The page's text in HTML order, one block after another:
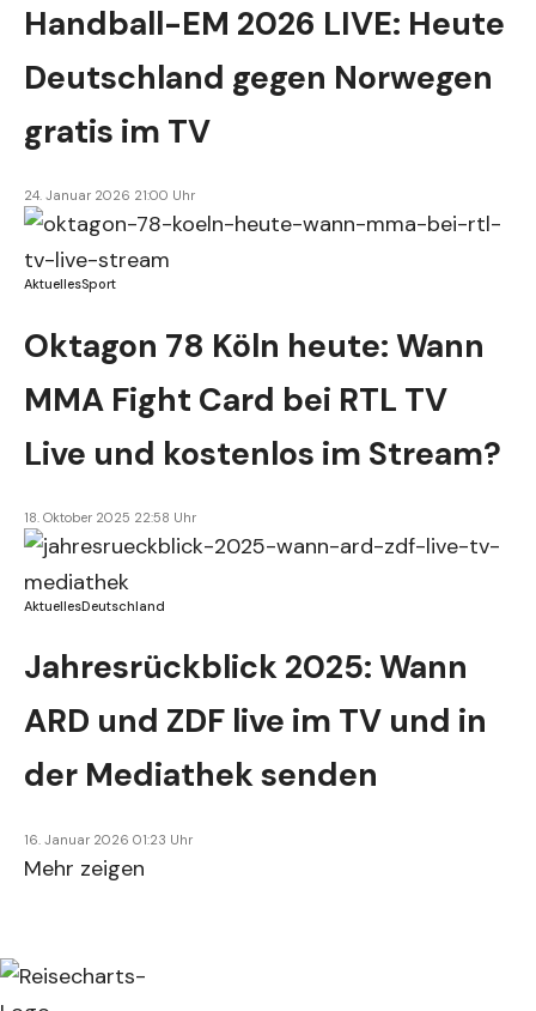
Handball-EM 2026 LIVE: Heute
Deutschland gegen Norwegen
gratis im TV
24. Januar 2026 21:00 Uhr
AktuellesSport
Oktagon 78 Köln heute: Wann
MMA Fight Card bei RTL TV
Live und kostenlos im Stream?
18. Oktober 2025 22:58 Uhr
AktuellesDeutschland
Jahresrückblick 2025: Wann
ARD und ZDF live im TV und in
der Mediathek senden
16. Januar 2026 01:23 Uhr
Mehr zeigen